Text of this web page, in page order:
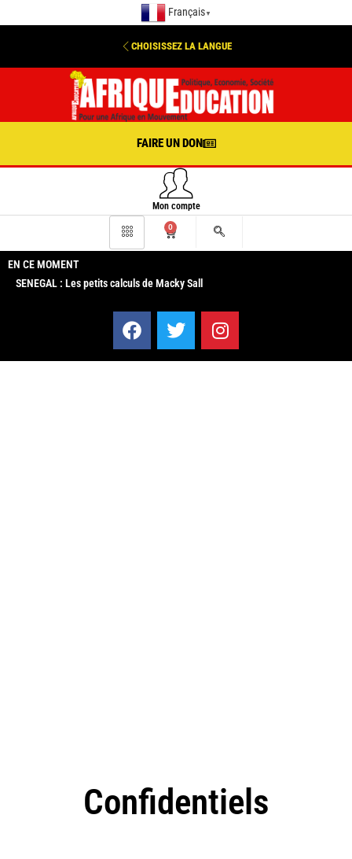
Français ▼
CHOISISSEZ LA LANGUE
FAIRE UN DON
Mon compte
0
EN CE MOMENT
SENEGAL : Les petits calculs de Macky Sall
Confidentiels